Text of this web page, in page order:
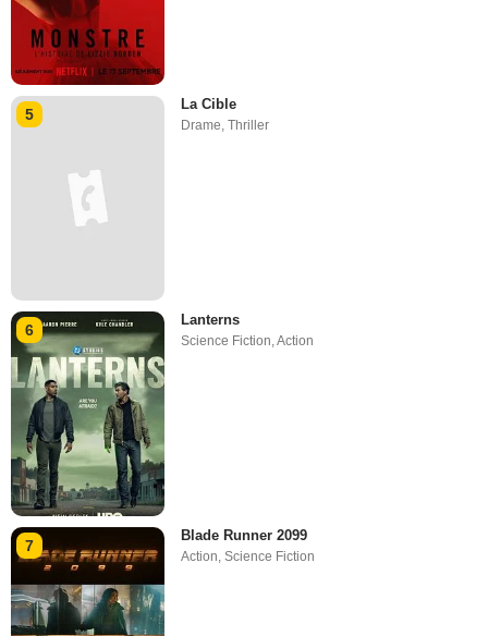
5
La Cible
Drame ,Thriller
6
Lanterns
Science Fiction,Action
7
Blade Runner 2099
Action,Science Fiction